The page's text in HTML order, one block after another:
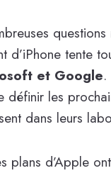
d’iPhone tente
et Google
définir les
dans leurs
plans d’Apple